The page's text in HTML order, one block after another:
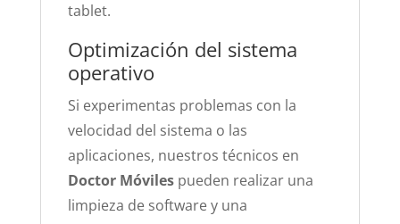
tablet.
Optimización del sistema
operativo
Si experimentas problemas con la
velocidad del sistema o las
aplicaciones, nuestros técnicos en
Doctor Móvilespueden realizar una
limpieza de software y una